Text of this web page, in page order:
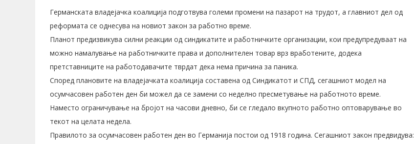
Германската владејачка коалиција подготвува големи промени на пазарот на трудот, а главниот дел од
реформата се однесува на новиот закон за работно време.
Планот предизвикува силни реакции од синдикатите и работничките организации, кои предупредуваат на
можно намалување на работничките права и дополнителен товар врз вработените, додека
претставниците на работодавачите тврдат дека нема причина за паника.
Според плановите на владејачката коалиција составена од Синдикатот и СПД, сегашниот модел на
осумчасовен работен ден би можел да се замени со неделно пресметување на работното време.
Наместо ограничување на бројот на часови дневно, би се гледало вкупното работно оптоварување во
текот на целата недела.
Правилото за осумчасовен работен ден во Германија постои од 1918 година. Сегашниот закон предвидува: